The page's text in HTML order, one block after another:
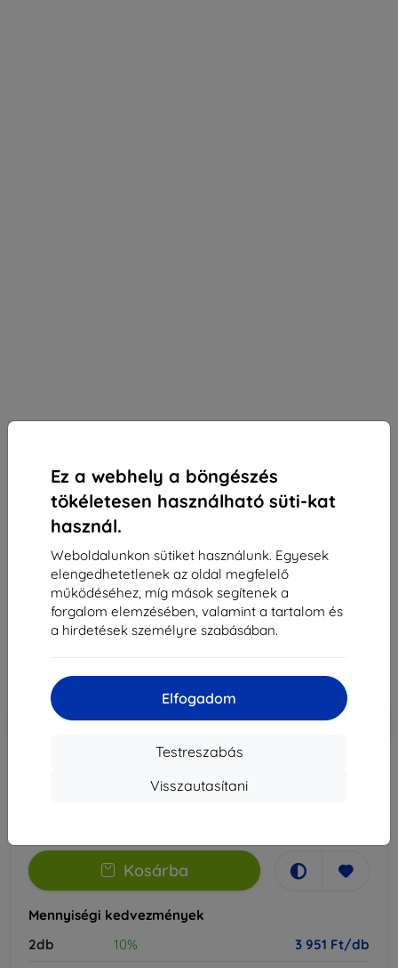
Ez a webhely a böngészés
tökéletesen használható süti-kat
használ.
Weboldalunkon sütiket használunk. Egyesek
elengedhetetlenek az oldal megfelelő
működéséhez, míg mások segítenek a
forgalom elemzésében, valamint a tartalom és
a hirdetések személyre szabásában.
Elfogadom
Testreszabás
Visszautasítani
3mk SilverProtection+ védőfólia CAT S75-hoz
Alkalmas: CAT S75
4 390 Ft
3 951 Ft
Ár ÁFA nelkül3 111 Ft
-10% Kedvezmény kuponnalEXTRA10 Kosárba
Külső raktáron > 5 db
Kosárba
Mennyiségi kedvezmények
2db
10% 3 951 Ft/db